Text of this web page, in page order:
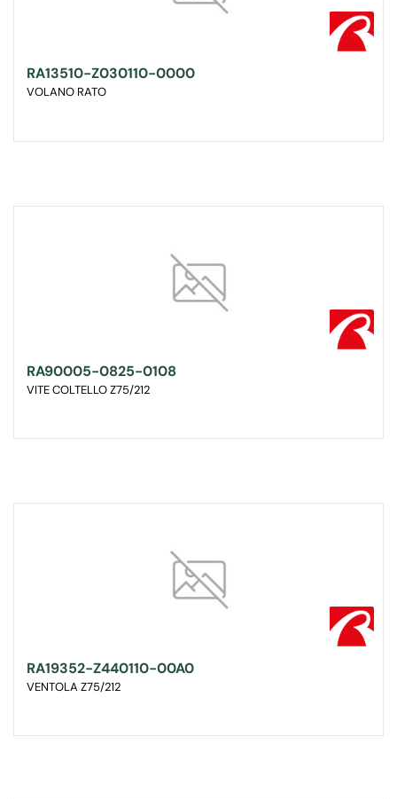
RA13510-Z030110-0000
VOLANO RATO
RA90005-0825-0108
VITE COLTELLO Z75/212
RA19352-Z440110-00A0
VENTOLA Z75/212